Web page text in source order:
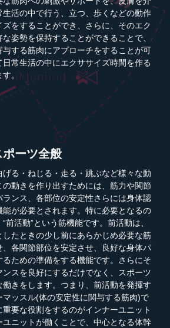
生活の中で行う、立つ、歩くなどの動作
をすることができ、さらに、そのエク
姿勢を保持することができることで、
与する筋肉にアプローチをすることが可
常生活の中にエクササイズ時間を作る
。
ーツ全般
げる・ねじる・走る・跳ぶなど様々な動
の動きを作り出すためには、筋力や関節
ンス、各部位の安定性さらには身体認
が必要とされます。特に必要となるの
前活動”という筋機能です。前活動は、
したときの少し前にあらかじめ必要な筋
各関節部位を安定させ、良好な身体パ
ための準備をする機能です。さらにそ
スを良好にするだけでなく、スポーツ
きをします。つまり、前活動を発揮す
マッスル(体の安定性に関与する筋肉)で
要な役割をするのがインナーユニット
ニットが働くことで、中心となる体幹